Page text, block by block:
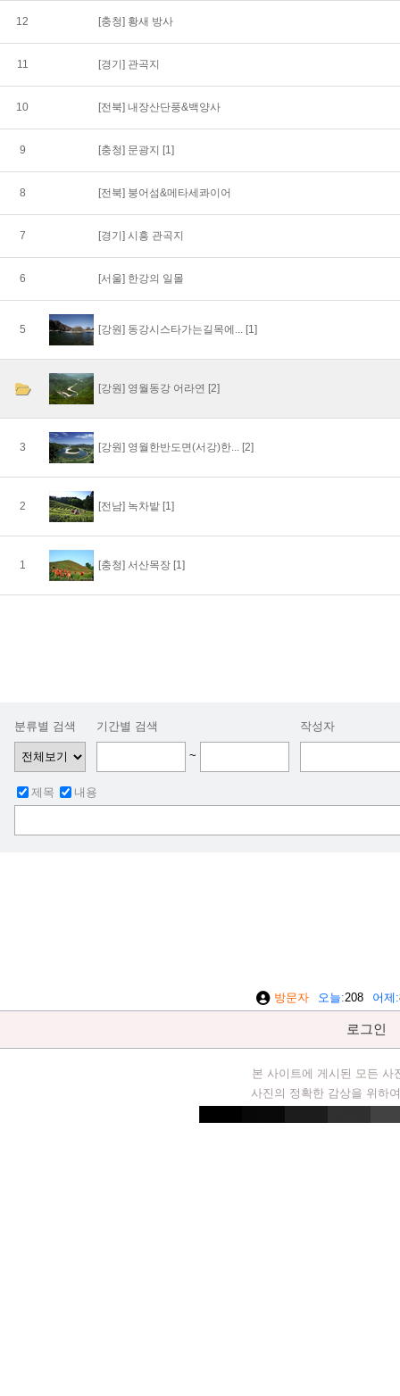
12 [충청] 황새 방사
11 [경기] 관곡지
10 [전북] 내장산단풍&백양사
9 [충청] 문광지 [1]
8 [전북] 붕어섬&메타세콰이어
7 [경기] 시흥 관곡지
6 [서울] 한강의 일몰
5 [강원] 동강시스타가는길목에... [1]
[강원] 영월동강 어라연 [2]
3 [강원] 영월한반도면(서강)한... [2]
2 [전남] 녹차밭 [1]
1 [충청] 서산목장 [1]
분류별 검색 기간별 검색
~
작성자
제목 내용
방문자 오늘 208 어제
로그인
본 사이트에 게시된 모든 사
사진의 정확한 감상을 위하